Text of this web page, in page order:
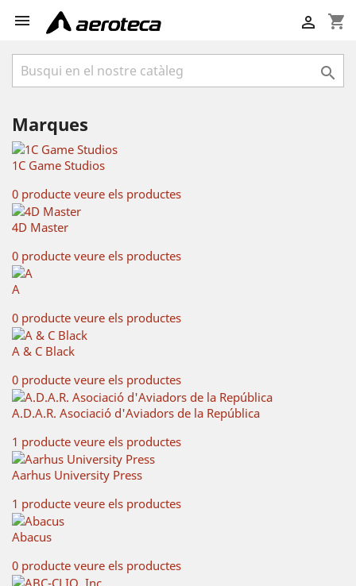
 shopping_cart


Marques
1C Game Studios
0 producte veure els productes
4D Master
0 producte veure els productes
A
0 producte veure els productes
A & C Black
0 producte veure els productes
A.D.A.R. Asociació d'Aviadors de la República
1 producte veure els productes
Aarhus University Press
1 producte veure els productes
Abacus
0 producte veure els productes